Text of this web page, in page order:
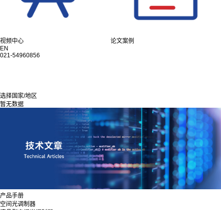
视频中心
论文案例
EN
021-54960856
选择国家/地区
暂无数据
产品手册
空间光调制器